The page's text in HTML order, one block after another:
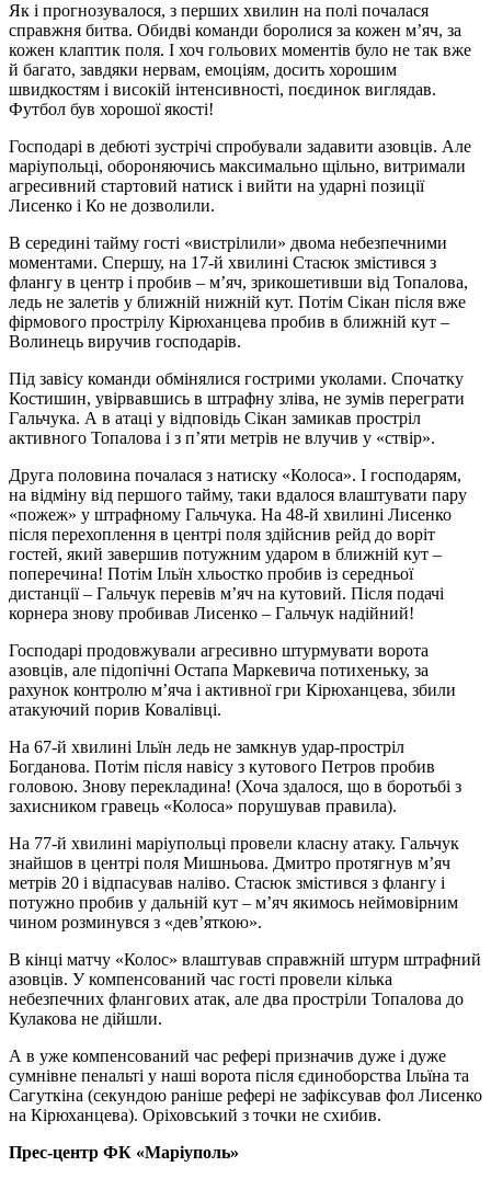
Як і прогнозувалося, з перших хвилин на полі почалася
справжня битва. Обидві команди боролися за кожен м’яч, за
кожен клаптик поля. І хоч гольових моментів було не так вже
й багато, завдяки нервам, емоціям, досить хорошим
швидкостям і високій інтенсивності, поєдинок виглядав.
Футбол був хорошої якості!
Господарі в дебюті зустрічі спробували задавити азовців. Але
маріупольці, обороняючись максимально щільно, витримали
агресивний стартовий натиск і вийти на ударні позиції
Лисенко і Ко не дозволили.
В середині тайму гості «вистрілили» двома небезпечними
моментами. Спершу, на 17-й хвилині Стасюк змістився з
флангу в центр і пробив – м’яч, зрикошетивши від Топалова,
ледь не залетів у ближній нижній кут. Потім Сікан після вже
фірмового прострілу Кірюханцева пробив в ближній кут –
Волинець виручив господарів.
Під завісу команди обмінялися гострими уколами. Спочатку
Костишин, увірвавшись в штрафну зліва, не зумів переграти
Гальчука. А в атаці у відповідь Сікан замикав простріл
активного Топалова і з п’яти метрів не влучив у «ствір».
Друга половина почалася з натиску «Колоса». І господарям,
на відміну від першого тайму, таки вдалося влаштувати пару
«пожеж» у штрафному Гальчука. На 48-й хвилині Лисенко
після перехоплення в центрі поля здійснив рейд до воріт
гостей, який завершив потужним ударом в ближній кут –
поперечина! Потім Ільїн хльостко пробив із середньої
дистанції – Гальчук перевів м’яч на кутовий. Після подачі
корнера знову пробивав Лисенко – Гальчук надійний!
Господарі продовжували агресивно штурмувати ворота
азовців, але підопічні Остапа Маркевича потихеньку, за
рахунок контролю м’яча і активної гри Кірюханцева, збили
атакуючий порив Ковалівці.
На 67-й хвилині Ільїн ледь не замкнув удар-простріл
Богданова. Потім після навісу з кутового Петров пробив
головою. Знову перекладина! (Хоча здалося, що в боротьбі з
захисником гравець «Колоса» порушував правила).
На 77-й хвилині маріупольці провели класну атаку. Гальчук
знайшов в центрі поля Мишньова. Дмитро протягнув м’яч
метрів 20 і відпасував наліво. Стасюк змістився з флангу і
потужно пробив у дальній кут – м’яч якимось неймовірним
чином розминувся з «дев’яткою».
В кінці матчу «Колос» влаштував справжній штурм штрафний
азовців. У компенсований час гості провели кілька
небезпечних флангових атак, але два простріли Топалова до
Кулакова не дійшли.
А в уже компенсований час рефері призначив дуже і дуже
сумнівне пенальті у наші ворота після єдиноборства Ільїна та
Сагуткіна (секундою раніше рефері не зафіксував фол Лисенко
на Кірюханцева). Оріховський з точки не схибив.
Прес-центр ФК «Маріуполь»